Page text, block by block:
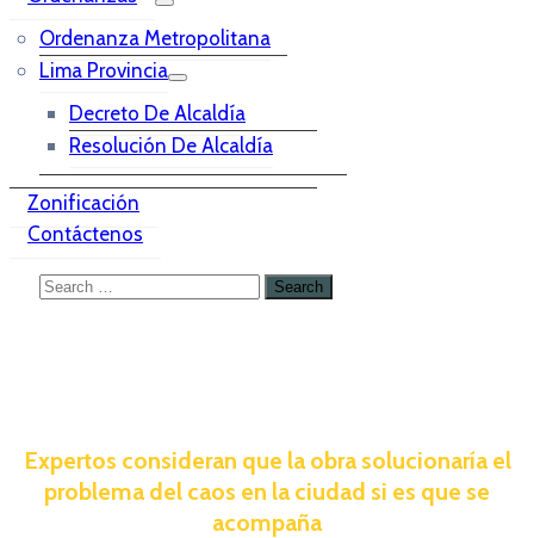
Ordenanza Metropolitana
Lima Provincia
Decreto De Alcaldía
Resolución De Alcaldía
Zonificación
Contáctenos
Expertos consideran que la obra solucionaría el
problema del caos en la ciudad si es que se
acompaña